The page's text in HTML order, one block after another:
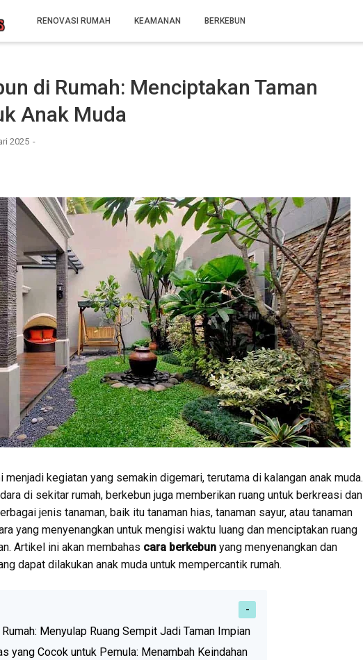
RENOVASI RUMAH KEAMANAN BERKEBUN
di Rumah: Menciptakan Taman
Anak Muda
2025
menjadi kegiatan yang semakin digemari, terutama di kalangan anak muda.
di sekitar rumah, berkebun juga memberikan ruang untuk berkreasi dan
jenis tanaman, baik itu tanaman hias, tanaman sayur, atau tanaman
yang menyenangkan untuk mengisi waktu luang dan menciptakan ruang
Artikel ini akan membahas cara berkebun yang menyenangkan dan
dapat dilakukan anak muda untuk mempercantik rumah.
Menyulap Ruang Sempit Jadi Taman Impian
yang Cocok untuk Pemula: Menambah Keindahan